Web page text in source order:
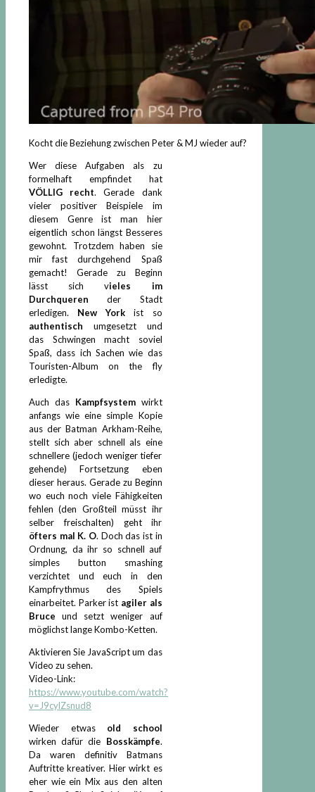
Kocht die Beziehung zwischen Peter & MJ wieder auf?
Wer diese Aufgaben als zu
formelhaft empfindet hat
VÖLLIG recht. Gerade dank
vieler positiver Beispiele im
diesem Genre ist man hier
eigentlich schon längst Besseres
gewohnt. Trotzdem haben sie
mir fast durchgehend Spaß
gemacht! Gerade zu Beginn
lässt sich vieles im
Durchqueren der Stadt
erledigen. New York ist so
authentisch umgesetzt und
das Schwingen macht soviel
Spaß, dass ich Sachen wie das
Touristen-Album on the fly
erledigte.
Auch das Kampfsystemwirkt
anfangs wie eine simple Kopie
aus der Batman Arkham-Reihe,
stellt sich aber schnell als eine
schnellere (jedoch weniger tiefer
gehende) Fortsetzung eben
dieser heraus. Gerade zu Beginn
wo euch noch viele Fähigkeiten
fehlen (den Großteil müsst ihr
selber freischalten) geht ihr
öfters mal K. O. Doch das ist in
Ordnung, da ihr so schnell auf
simples button smashing
verzichtet und euch in den
Kampfrythmus des Spiels
einarbeitet. Parker ist agiler als
Bruce und setzt weniger auf
möglichst lange Kombo-Ketten.
Aktivieren Sie JavaScript um das
Video zu sehen.
Video-Link:
https://www.youtube.com/watch?
v=J9cylZsnud8
Wieder etwas old school
wirken dafür die Bosskämpfe.
Da waren definitiv Batmans
Auftritte kreativer. Hier wirkt es
eher wie ein Mix aus den alten